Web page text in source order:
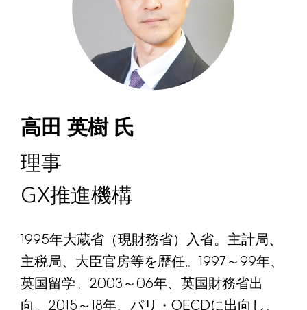
高田 英樹 氏
理事
GX推進機構
1995年大蔵省（現財務省）入省。主計局、
主税局、大臣官房等を歴任。1997～99年、
英国留学。2003～06年、英国財務省出
向。2015～18年、パリ・OECDに出向し、